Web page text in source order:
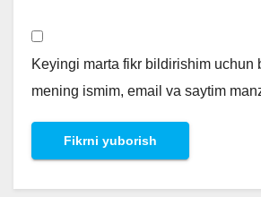
Keyingi marta fikr bildirishim uchun
mening ismim, email va saytim